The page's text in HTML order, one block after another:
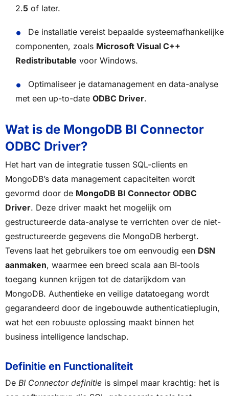
2.5 of later.
De installatie vereist bepaalde systeemafhankelijke
componenten, zoals Microsoft Visual C++
Redistributable voor Windows.
Optimaliseer je datamanagement en data-analyse
met een up-to-date ODBC Driver.
Wat is de MongoDB BI Connector
ODBC Driver?
Het hart van de integratie tussen SQL-clients en
MongoDB’s data management capaciteiten wordt
gevormd door de MongoDB BI Connector ODBC
Driver. Deze driver maakt het mogelijk om
gestructureerde data-analyse te verrichten over de niet-
gestructureerde gegevens die MongoDB herbergt.
Tevens laat het gebruikers toe om eenvoudig een DSN
aanmaken, waarmee een breed scala aan BI-tools
toegang kunnen krijgen tot de datarijkdom van
MongoDB. Authentieke en veilige datatoegang wordt
gegarandeerd door de ingebouwde authenticatieplugin,
wat het een robuuste oplossing maakt binnen het
business intelligence landschap.
Definitie en Functionaliteit
De BI Connector definitie is simpel maar krachtig: het is